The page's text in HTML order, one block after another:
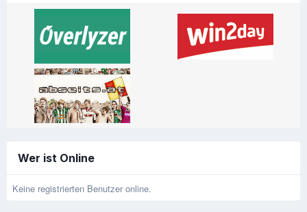
Wer ist Online
Keine registrierten Benutzer online.